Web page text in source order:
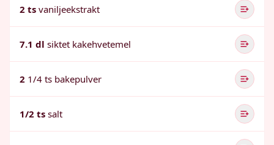
2 ts vaniljeekstrakt
7.1 dl siktet kakehvetemel
2 1/4 ts bakepulver
1/2 ts salt